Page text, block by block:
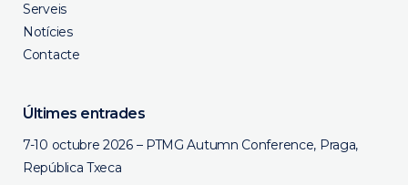
Serveis
Notícies
Contacte
Últimes entrades
7-10 octubre 2026 – PTMG Autumn Conference, Praga,
República Txeca